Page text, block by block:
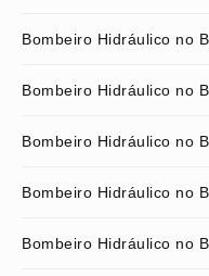
Bombeiro Hidráulico no
Bombeiro Hidráulico no
Bombeiro Hidráulico no
Bombeiro Hidráulico no
Bombeiro Hidráulico no